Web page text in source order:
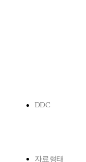
DDC
자료형태